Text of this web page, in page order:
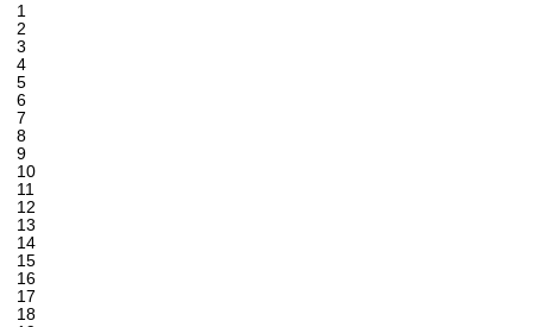
1
2
3
4
5
6
7
8
9
10
11
12
13
14
15
16
17
18